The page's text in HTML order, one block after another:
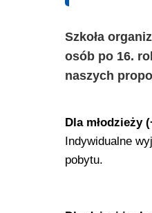
Szkoła
osób po 16.
naszych
Dla młodzieży
Indywidualne
pobytu.